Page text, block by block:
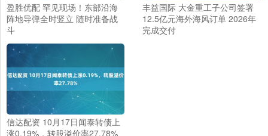
盈胜优配 罕见现场！东部沿海
阵地导弹全时竖立 随时准备战
斗
丰益国际 大金重工子公司签署
12.5亿元海外海风订单 2026年
完成交付
信达配资 10月17日闻泰转债上
涨0.19%，转股溢价率27.78%